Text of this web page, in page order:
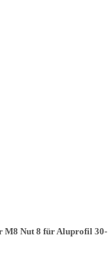
M8 Nut 8 für Aluprofil 30-